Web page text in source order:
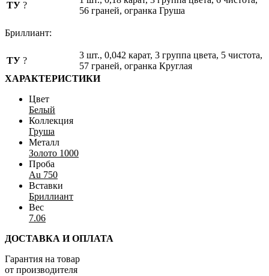
ТУ ?
56 граней, огранка Груша
Бриллиант:
ТУ ?
3 шт., 0,042 карат, 3 группа цвета, 5 чистота,
57 граней, огранка Круглая
ХАРАКТЕРИСТИКИ
Цвет
Белый
Коллекция
Груша
Металл
Золото 1000
Проба
Au 750
Вставки
Бриллиант
Вес
7.06
ДОСТАВКА И ОПЛАТА
Гарантия на товар
от производителя